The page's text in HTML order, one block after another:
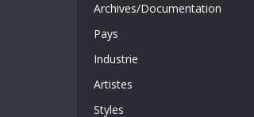
Archives/Documentation
Pays
Industrie
Artistes
Styles